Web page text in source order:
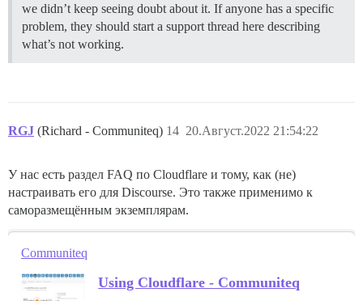
we didn’t keep seeing doubt about it. If anyone has a specific
problem, they should start a support thread here describing
what’s not working.
RGJ (Richard - Communiteq) 20.Август.2022 21:54:22
14
У нас есть раздел FAQ по Cloudflare и тому, как (не)
настраивать его для Discourse. Это также применимо к
саморазмещённым экземплярам.
Communiteq
Using Cloudflare - Communiteq